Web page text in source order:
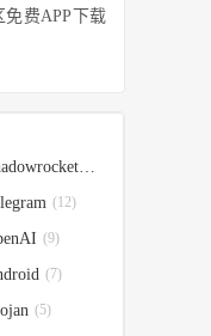
免费APP下载
Shadowrocket
(12)
(9)
(7)
(5)